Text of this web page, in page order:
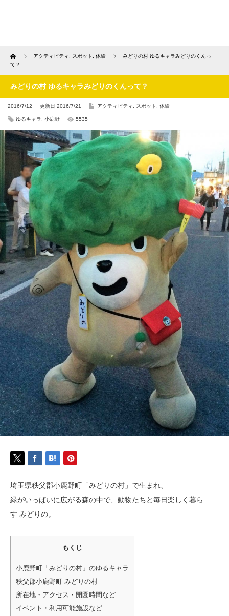
Home アクティビティ スポット 体験
みどりの村 ゆるキャラみどりのくんっ
て？
みどりの村 ゆるキャラみどりのくんって？
2016/7/12 更新日 2016/7/21 アクティビティ スポット 体験
ゆるキャラ 小鹿野 5535
埼玉県秩父郡小鹿野町「みどりの村」で生まれ、
緑がいっぱいに広がる森の中で、動物たちと毎日楽しく暮ら
す みどりの。
もくじ
小鹿野町「みどりの村」のゆるキャラ
秩父郡小鹿野町 みどりの村
所在地・アクセス・開園時間など
イベント・利用可能施設など